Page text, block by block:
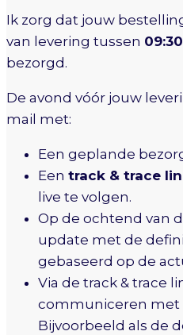
Ik zorg dat jouw
van levering tussen
bezorgd.
De avond vóór jouw
mail met:
Een geplande
Een track & trace
live te volgen.
Op de ochtend van
update met de
gebaseerd op de
Via de track & trace
communiceren met
Bijvoorbeeld als de